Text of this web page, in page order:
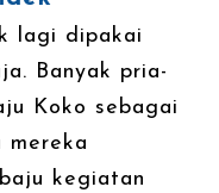
lagi dipakai
Banyak pria-
Koko sebagai
mereka
kegiatan